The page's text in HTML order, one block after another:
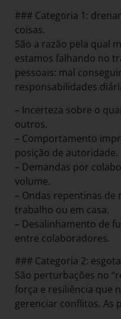
### Categoria 1:
coisas.
São a razão pela qual
estamos falhando no
pessoais: mal
responsabilidades
– Incerteza sobre o
outros.
– Comportamento
posição de autoridade.
– Demandas por
volume.
– Ondas repentinas
trabalho ou em casa.
– Desalinhamento de
entre colaboradores.
### Categoria 2:
São perturbações no
força e resiliência que
gerenciar conflitos. As